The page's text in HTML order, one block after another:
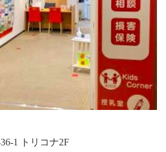
1 トリコナ2F